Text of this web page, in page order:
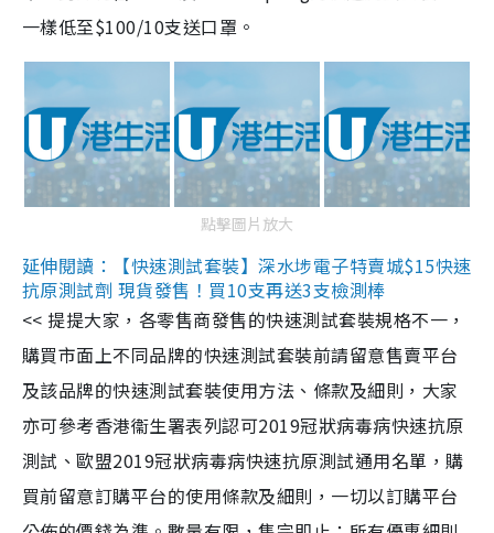
一樣低至$100/10支送口罩。
點擊圖片放大
延伸閱讀：【快速測試套裝】深水埗電子特賣城$15快速
抗原測試劑 現貨發售！買10支再送3支檢測棒
<< 提提大家，各零售商發售的快速測試套裝規格不一，
購買市面上不同品牌的快速測試套裝前請留意售賣平台
及該品牌的快速測試套裝使用方法、條款及細則，大家
亦可參考香港衞生署表列認可2019冠狀病毒病快速抗原
測試、歐盟2019冠狀病毒病快速抗原測試通用名單，購
買前留意訂購平台的使用條款及細則，一切以訂購平台